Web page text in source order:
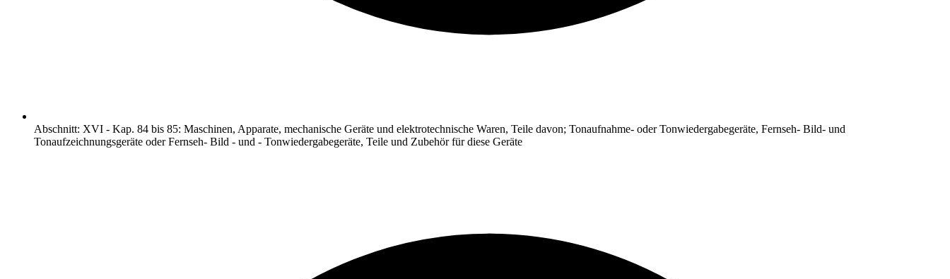
Abschnitt: XVI - Kap. 84 bis 85: Maschinen, Apparate, mechanische Geräte und elektrotechnische Waren, Teile davon; Tonaufnahme- oder Tonwiedergabegeräte, Fernseh- Bild- und
Tonaufzeichnungsgeräte oder Fernseh- Bild - und - Tonwiedergabegeräte, Teile und Zubehör für diese Geräte